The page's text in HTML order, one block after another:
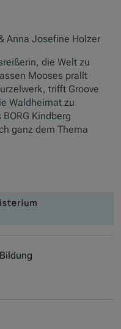
Anna Josefine Holzer
die Welt zu
Mooses prallt
trifft Groove
Waldheimat zu
Kindberg
ganz dem Thema